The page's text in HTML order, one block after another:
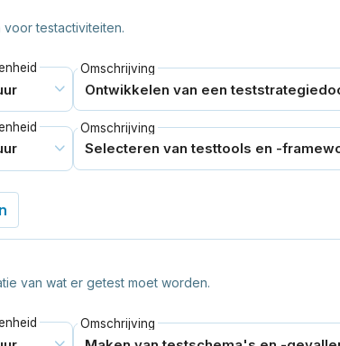
testactiviteiten.
Omschrijving
Omschrijving
van wat er getest moet worden.
Omschrijving